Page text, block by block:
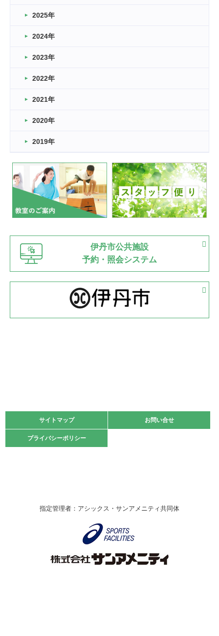
車いすバスケとRくんのお話
卒業・卒園の季節★
2026.03.11
緑ケ丘体育館
2022.11.03
緑ケ丘体育館
いたっぼーる大会☆彡
緑ケ丘体育館
2022.07.03
市内総合体育大会が開始
緑ケ丘体育館 猪名川運動広場
古池運動広場
2022.06.12
県知事杯争奪バレーボール大会が開催
緑ケ丘体育館
2022.05.05
体育協会長杯 バドミントン競技の部
2022.05.22
緑ケ丘体育館
2021.10.23
卓球選手権大会ラージボールの部開催☆
伊丹市総合体育大会 バレーボール大会が開催されました
なわとびイベントを開催しました！
2025年
2024年
2023年
2022年
2021年
2020年
2019年
伊丹市公共施設
予約・照会システム
サイトマップ お問い合せ
プライバシーポリシー
サイトマップ お問い合せ
プライバシーポリシー
指定管理者：アシックス・サンアメニティ共同体